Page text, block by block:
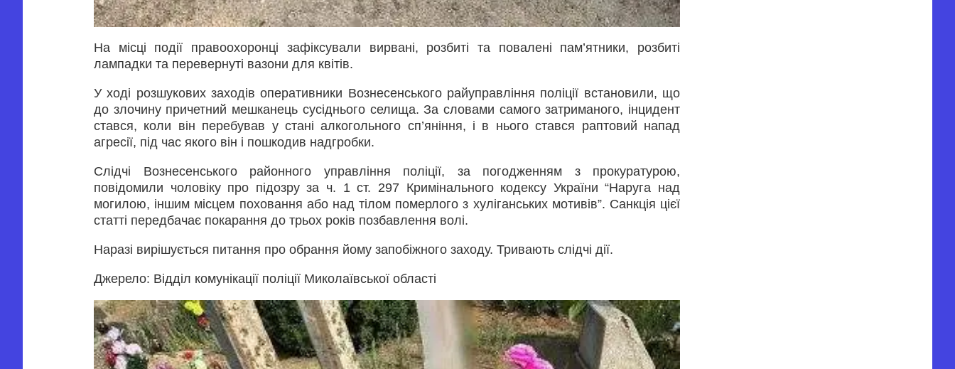
На місці події правоохоронці зафіксували вирвані, розбиті та повалені пам’ятники, розбиті
лампадки та перевернуті вазони для квітів.
У ході розшукових заходів оперативники Вознесенського райуправління поліції встановили, що
до злочину причетний мешканець сусіднього селища. За словами самого затриманого, інцидент
стався, коли він перебував у стані алкогольного сп’яніння, і в нього стався раптовий напад
агресії, під час якого він і пошкодив надгробки.
Слідчі Вознесенського районного управління поліції, за погодженням з прокуратурою,
повідомили чоловіку про підозру за ч. 1 ст. 297 Кримінального кодексу України “Наруга над
могилою, іншим місцем поховання або над тілом померлого з хуліганських мотивів”. Санкція цієї
статті передбачає покарання до трьох років позбавлення волі.
Наразі вирішується питання про обрання йому запобіжного заходу. Тривають слідчі дії.
Джерело: Відділ комунікації поліції Миколаївської області